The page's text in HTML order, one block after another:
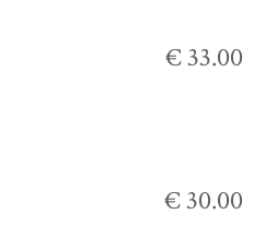
€ 33.00
€ 30.00